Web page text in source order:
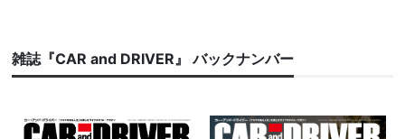
雑誌『CAR and DRIVER』 バックナンバー